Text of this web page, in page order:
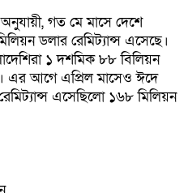
অনুযায়ী, গত মে মাসে দেশে
ডলার রেমিট্যান্স এসেছে।
১ দশমিক ৮৮ বিলিয়ন
এর আগে এপ্রিল মাসেও ঈদে
এসেছিলো ১৬৮ মিলিয়ন